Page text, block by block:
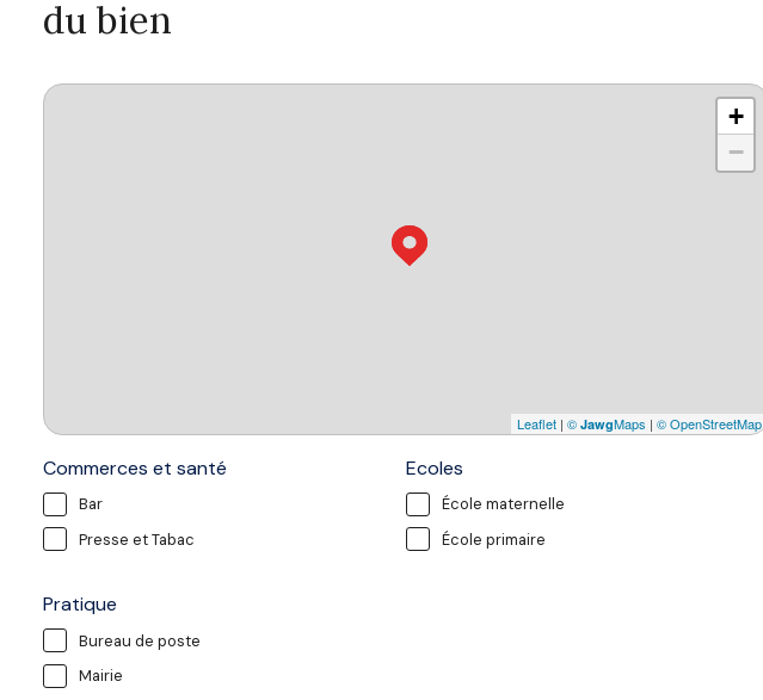
du bien
+
−
Leaflet | © JawgMaps | © OpenStreetMap
Commerces et santé
Bar
Presse et Tabac
Ecoles
École maternelle
École primaire
Pratique
Bureau de poste
Mairie